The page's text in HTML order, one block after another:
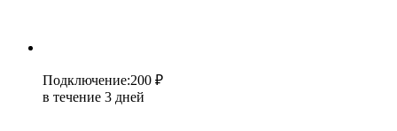
Подключение:200 ₽
в течение 3 дней